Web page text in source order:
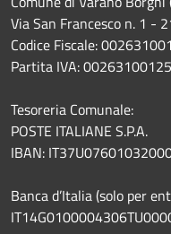
Via San Francesco n. 1 -
Codice Fiscale:
Partita IVA: 00263100125
Tesoreria Comunale:
POSTE ITALIANE S.P.A.
IBAN:
Banca d’Italia (solo per